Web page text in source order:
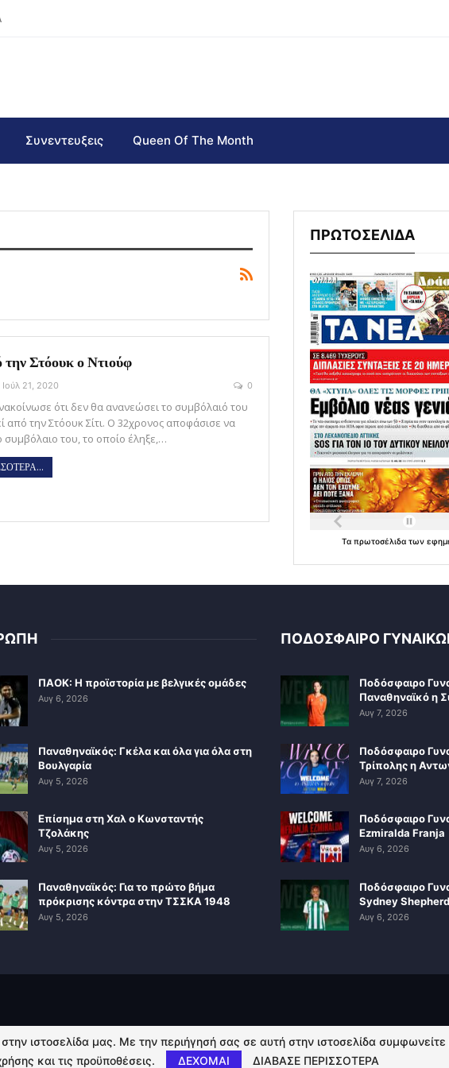
Συνεντευξεις Queen Of The Month
Στόουκ ο Ντιούφ
Ιούλ 21, 2020 0
ότι δεν θα ανανεώσει το συμβόλαιό του
από την Στόουκ Σίτι. Ο 32χρονος αποφάσισε να
συμβόλαιο του, το οποίο έληξε,…
ΠΡΩΤΟΣΕΛΙΔΑ
Ταπρωτοσέλιδατων
ΠΑΟΚ: Η προϊστορία με βελγικές ομάδες
Αυγ 6, 2026
Παναθηναϊκός: Γκέλα και όλα για όλα στη
Βουλγαρία
Αυγ 5, 2026
Επίσημα στη Χαλ ο Κωνσταντής
Τζολάκης
Αυγ 5, 2026
Παναθηναϊκός: Για το πρώτο βήμα
πρόκρισης κόντρα στην ΤΣΣΚΑ 1948
Αυγ 5, 2026
ΠΟΔΟΣΦΑΙΡΟ
Ποδόσφαιρο
Παναθηναϊκό η
Αυγ 7, 2026
Ποδόσφαιρο
Τρίπολης η
Αυγ 7, 2026
Ποδόσφαιρο
Ezmiralda Franja
Αυγ 6, 2026
Ποδόσφαιρο
Sydney
Αυγ 6, 2026
ιστοσελίδα μας. Με την περιήγησή σας σε αυτή στην ιστοσελίδα
και τις προϋποθέσεις.
ΔΕΧΟΜΑΙ ΔΙΑΒΑΣΕ ΠΕΡΙΣΣΟΤΕΡΑ